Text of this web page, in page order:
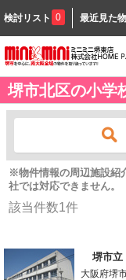
検討リスト 0 最近見た
堺市北区の小学
※物件情報の周辺施設紹
社では対応できません。
該当件数1件
堺市立
大阪府堺